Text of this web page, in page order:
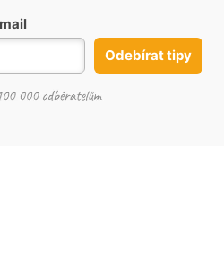
Odebírat tipy